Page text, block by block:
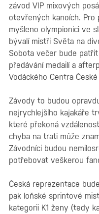
závod VIP mixových
otevřených kanoích. Pro
myšleno olympionici ve
bývalí mistři Světa na
Sobota večer bude
předávání medailí a
Vodáckého Centra
Závody to budou
nejrychlejšího kajakáře
které překoná
chyba na trati může
Závodníci budou
potřebovat veškerou
Česká reprezentace
pak loňské sprintové
kategorii K1 ženy (tedy